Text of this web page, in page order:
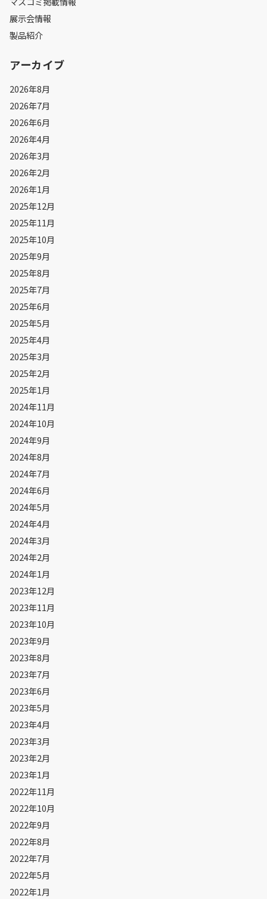
展示会情報
製品紹介
アーカイブ
2026年8月
2026年7月
2026年6月
2026年4月
2026年3月
2026年2月
2026年1月
2025年12月
2025年11月
2025年10月
2025年9月
2025年8月
2025年7月
2025年6月
2025年5月
2025年4月
2025年3月
2025年2月
2025年1月
2024年11月
2024年10月
2024年9月
2024年8月
2024年7月
2024年6月
2024年5月
2024年4月
2024年3月
2024年2月
2024年1月
2023年12月
2023年11月
2023年10月
2023年9月
2023年8月
2023年7月
2023年6月
2023年5月
2023年4月
2023年3月
2023年2月
2023年1月
2022年11月
2022年10月
2022年9月
2022年8月
2022年7月
2022年5月
2022年1月